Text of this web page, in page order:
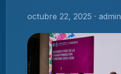
octubre 22, 2025 · admin